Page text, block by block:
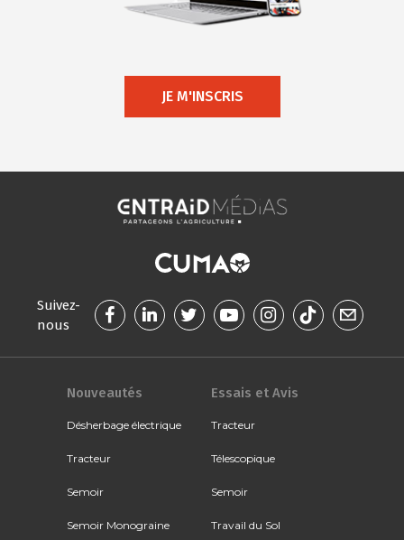
JE M'INSCRIS
Suivez-
nous
Nouveautés
Désherbage électrique
Tracteur
Semoir
Semoir Monograine
Essais et Avis
Tracteur
Télescopique
Semoir
Travail du Sol